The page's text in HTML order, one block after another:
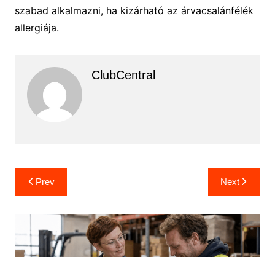
szabad alkalmazni, ha kizárható az árvacsalánfélék
allergiája.
ClubCentral
Bejegyzés
navigáció
Prev Next